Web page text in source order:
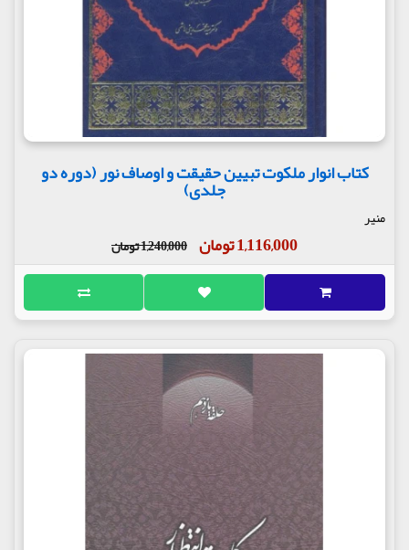
کتاب انوار ملکوت تبیین حقیقت و اوصاف نور (دوره دو
جلدی)
منیر
1,116,000 تومان 1,240,000 تومان